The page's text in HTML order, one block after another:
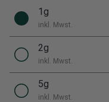
1g
inkl. Mwst.
2g
inkl. Mwst.
5g
inkl. Mwst.